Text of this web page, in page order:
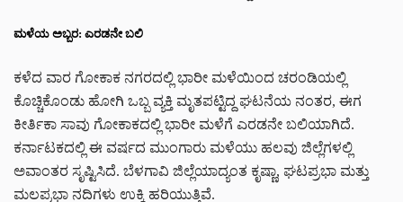
ಮಳೆಯ ಅಬ್ಬರ: ಎರಡನೇ ಬಲಿ
ಕಳೆದ ವಾರ ಗೋಕಾಕ ನಗರದಲ್ಲಿ ಭಾರೀ ಮಳೆಯಿಂದ ಚರಂಡಿಯಲ್ಲಿ
ಕೊಚ್ಚಿಕೊಂಡು ಹೋಗಿ ಒಬ್ಬ ವ್ಯಕ್ತಿ ಮೃತಪಟ್ಟಿದ್ದ ಘಟನೆಯ ನಂತರ, ಈಗ
ಕೀರ್ತಿಕಾ ಸಾವು ಗೋಕಾಕದಲ್ಲಿ ಭಾರೀ ಮಳೆಗೆ ಎರಡನೇ ಬಲಿಯಾಗಿದೆ.
ಕರ್ನಾಟಕದಲ್ಲಿ ಈ ವರ್ಷದ ಮುಂಗಾರು ಮಳೆಯು ಹಲವು ಜಿಲ್ಲೆಗಳಲ್ಲಿ
ಅವಾಂತರ ಸೃಷ್ಟಿಸಿದೆ. ಬೆಳಗಾವಿ ಜಿಲ್ಲೆಯಾದ್ಯಂತ ಕೃಷ್ಣಾ, ಘಟಪ್ರಭಾ ಮತ್ತು
ಮಲಪ್ರಭಾ ನದಿಗಳು ಉಕ್ಕಿ ಹರಿಯುತ್ತಿವೆ.